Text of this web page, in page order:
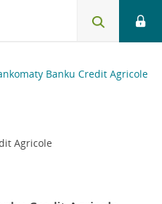
Banku Credit Agricole
Agricole